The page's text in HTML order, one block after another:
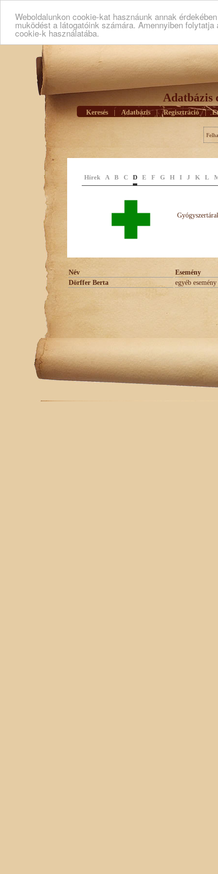
Weboldalunkon cookie-kat hasznáunk annak
muködést a látogatóink számára. Amennyiben
cookie-k használatába.
Adatbázis
Keresés Adatbázis | Regisztráció |
Hírek A B C D E F G H I J K L
Név
Esemény
Dörffer Berta
egyéb esemény